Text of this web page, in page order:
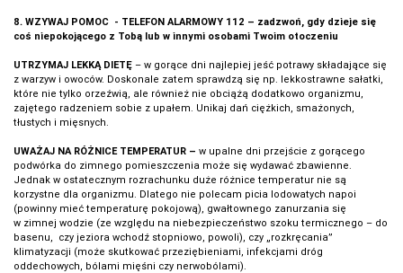
8. WZYWAJ POMOC - TELEFON ALARMOWY 112 – zadzwoń, gdy dzieje się
coś niepokojącego z Tobą lub w innymi osobami Twoim otoczeniu
UTRZYMAJ LEKKĄ DIETĘ – w gorące dni najlepiej jeść potrawy składające się
z warzyw i owoców. Doskonale zatem sprawdzą się np. lekkostrawne sałatki,
które nie tylko orzeźwią, ale również nie obciążą dodatkowo organizmu,
zajętego radzeniem sobie z upałem. Unikaj dań ciężkich, smażonych,
tłustych i mięsnych.
UWAŻAJ NA RÓŻNICE TEMPERATUR – w upalne dni przejście z gorącego
podwórka do zimnego pomieszczenia może się wydawać zbawienne.
Jednak w ostatecznym rozrachunku duże różnice temperatur nie są
korzystne dla organizmu. Dlatego nie polecam picia lodowatych napoi
(powinny mieć temperaturę pokojową), gwałtownego zanurzania się
w zimnej wodzie (ze względu na niebezpieczeństwo szoku termicznego – do
basenu, czy jeziora wchodź stopniowo, powoli), czy „rozkręcania”
klimatyzacji (może skutkować przeziębieniami, infekcjami dróg
oddechowych, bólami mięśni czy nerwobólami).